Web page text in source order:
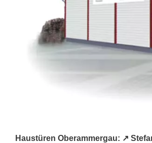
Haustüren Oberammergau: ↗️